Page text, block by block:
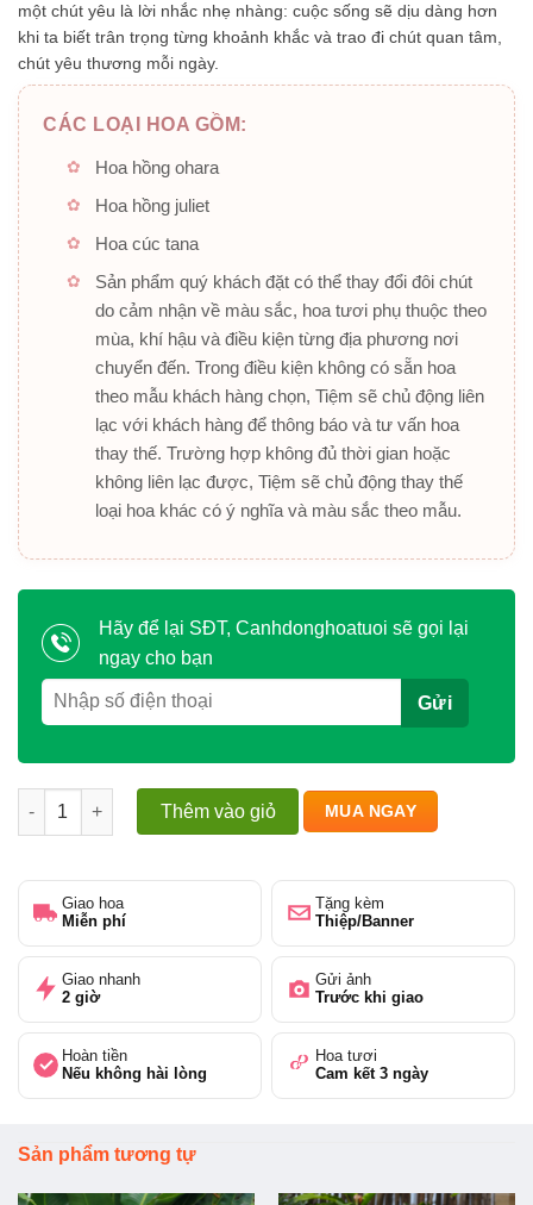
một chút yêu là lời nhắc nhẹ nhàng: cuộc sống sẽ dịu dàng hơn
khi ta biết trân trọng từng khoảnh khắc và trao đi chút quan tâm,
chút yêu thương mỗi ngày.
CÁC LOẠI HOA GỒM:
Hoa hồng ohara
Hoa hồng juliet
Hoa cúc tana
Sản phẩm quý khách đặt có thể thay đổi đôi chút
do cảm nhận về màu sắc, hoa tươi phụ thuộc theo
mùa, khí hậu và điều kiện từng địa phương nơi
chuyển đến. Trong điều kiện không có sẵn hoa
theo mẫu khách hàng chọn, Tiệm sẽ chủ động liên
lạc với khách hàng để thông báo và tư vấn hoa
thay thế. Trường hợp không đủ thời gian hoặc
không liên lạc được, Tiệm sẽ chủ động thay thế
loại hoa khác có ý nghĩa và màu sắc theo mẫu.
Hãy để lại SĐT, Canhdonghoatuoi sẽ gọi lại
ngay cho bạn
Một ngày, một bó, một chút yêu số lượng
Thêm vào giỏ MUA NGAY
Giao hoa
Miễn phí
Tặng kèm
Thiệp/Banner
Giao nhanh
2 giờ
Gửi ảnh
Trước khi giao
Hoàn tiền
Nếu không hài lòng
Hoa tươi
Cam kết 3 ngày
Sản phẩm tương tự